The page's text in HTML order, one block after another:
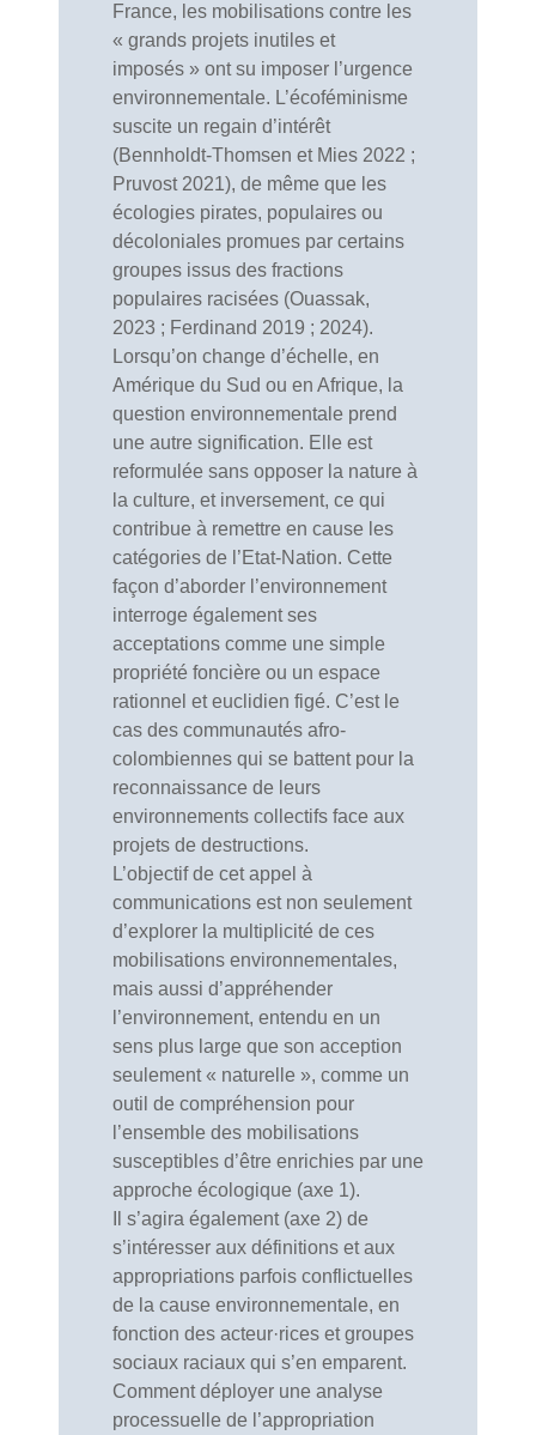
France, les mobilisations contre les
« grands projets inutiles et
imposés » ont su imposer l’urgence
environnementale. L’écoféminisme
suscite un regain d’intérêt
(Bennholdt-Thomsen et Mies 2022 ;
Pruvost 2021), de même que les
écologies pirates, populaires ou
décoloniales promues par certains
groupes issus des fractions
populaires racisées (Ouassak,
2023 ; Ferdinand 2019 ; 2024).
Lorsqu’on change d’échelle, en
Amérique du Sud ou en Afrique, la
question environnementale prend
une autre signification. Elle est
reformulée sans opposer la nature à
la culture, et inversement, ce qui
contribue à remettre en cause les
catégories de l’Etat-Nation. Cette
façon d’aborder l’environnement
interroge également ses
acceptations comme une simple
propriété foncière ou un espace
rationnel et euclidien figé. C’est le
cas des communautés afro-
colombiennes qui se battent pour la
reconnaissance de leurs
environnements collectifs face aux
projets de destructions.
L’objectif de cet appel à
communications est non seulement
d’explorer la multiplicité de ces
mobilisations environnementales,
mais aussi d’appréhender
l’environnement, entendu en un
sens plus large que son acception
seulement « naturelle », comme un
outil de compréhension pour
l’ensemble des mobilisations
susceptibles d’être enrichies par une
approche écologique (axe 1).
Il s’agira également (axe 2) de
s’intéresser aux définitions et aux
appropriations parfois conflictuelles
de la cause environnementale, en
fonction des acteur·rices et groupes
sociaux raciaux qui s’en emparent.
Commentdéployer une analyse
processuelle de l’appropriation